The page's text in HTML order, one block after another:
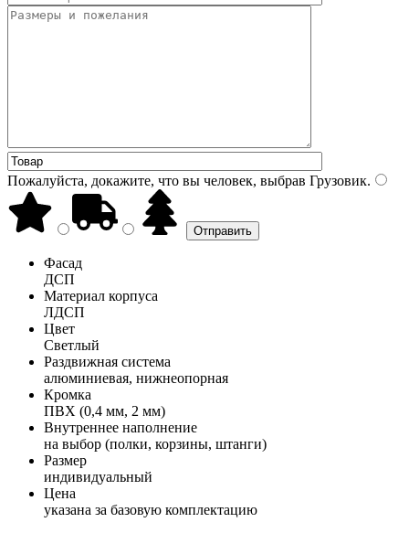
Пожалуйста, докажите, что вы человек, выбрав Грузовик.
Фасад
ДСП
Материал корпуса
ЛДСП
Цвет
Светлый
Раздвижная система
алюминиевая, нижнеопорная
Кромка
ПВХ (0,4 мм, 2 мм)
Внутреннее наполнение
на выбор (полки, корзины, штанги)
Размер
индивидуальный
Цена
указана за базовую комплектацию